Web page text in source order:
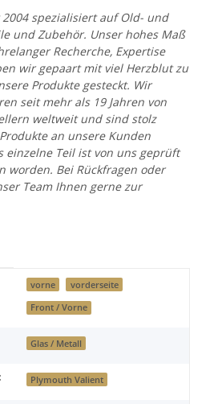
2004 spezialisiert auf Old- und
und Zubehör. Unser hohes Maß
Recherche, Expertise
wir gepaart mit viel Herzblut zu
Produkte gesteckt. Wir
seit mehr als 19 Jahren von
weltweit und sind stolz
an unsere Kunden
einzelne Teil ist von uns geprüft
worden. Bei Rückfragen oder
Team Ihnen gerne zur
vorne vorderseite
Front / Vorne
Glas / Metall
Plymouth Valient